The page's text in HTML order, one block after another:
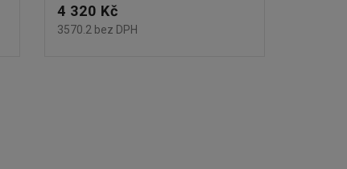
Cena
4 320 Kč
3570.2 bez DPH